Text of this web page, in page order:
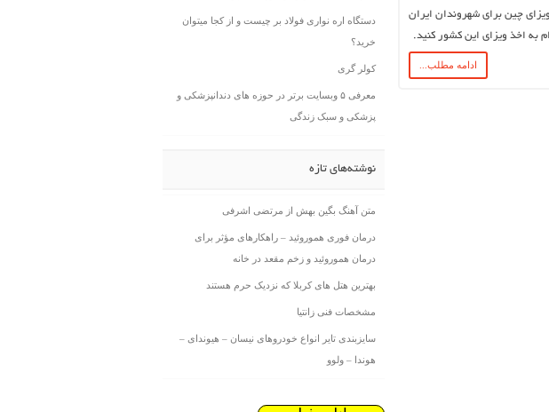
ویزای چین برای شهروندان ایران
به اخذ ویزای این کشور کنید.
ادامه مطلب...
دستگاه اره نواری فولاد بر چیست و از کجا میتوان
خرید؟
کولر گری
معرفی ۵ وبسایت برتر در حوزه های دندانپزشکی و
پزشکی و سبک زندگی
نوشته‌های تازه
متن آهنگ بگین بهش از مرتضی اشرفی
درمان فوری هموروئید – راهکارهای مؤثر برای
درمان هموروئید و زخم مقعد در خانه
بهترین هتل های کربلا که نزدیک حرم هستند
مشخصات فنی زانتیا
سایزبندی تایر انواع خودروهای نیسان – هیوندای –
هوندا – ولوو